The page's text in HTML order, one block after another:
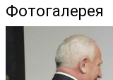
Фотогалерея